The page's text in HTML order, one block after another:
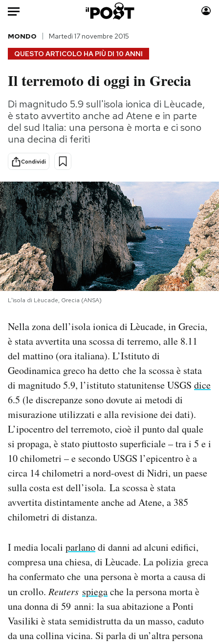
Auto
HOME
Italia
Politica
Tecnologia
Internet
Scienza
Cultura
Economia
Sport
Moda
Consumismi
Storie/Idee
Altrecose
Mondiali calcio 2026
PODCAST
NEWSLETTER
I MIEI PREFERITI
CALENDARIO
AREA PERSONALE
Area Personale
Newsletter
Notifiche mobile
Regala il Post
Hai bisogno di aiuto?
QUESTO ARTICOLO HA PIÙ DI 10 ANNI
MONDO Martedì 17 novembre 2015
Il terremoto di oggi in Grecia
Di magnitudo 5.9 sull'isola ionica di Lèucade,
è stato avvertito anche ad Atene e in parte
del sud Italia: una persona è morta e ci sono
una decina di feriti
Condividi
L'isola di Lèucade, Grecia (ANSA)
Nella zona dell’isola ionica di Lèucade, in Grecia,
è stata avvertita una scossa di terremo, alle 8.11
del mattino (ora italiana). L’Istituto di
Geodinamica greco ha detto che la scossa è stata
di magnitudo 5.9, l’istituto statunitense USGS dice
6.5 (le discrepanze sono dovute ai metodi di
misurazione utilizzati e alla revisione dei dati).
L’ipocentro del terremoto, cioè il punto dal quale
si propaga, è stato piuttosto superficiale – tra i 5 e i
10 chilometri – e secondo USGS l’epicentro è a
circa 14 chilometri a nord-ovest di Nidri, un paese
sulla costa est dell’isola. La scossa è stata
avvertita distintamente anche ad Atene, a 385
chilometri di distanza.
I media locali parlanodi danni ad alcuni edifici,
compresa una chiesa, di Lèucade. La polizia greca
ha confermato che una persona è morta a causa di
un crollo. Reuters spiegache la persona morta è
una donna di 59 anni: la sua abitazione a Ponti
Vasiliki è stata semidistrutta da un masso, caduto
da una collina vicina. Si parla di un’altra persona